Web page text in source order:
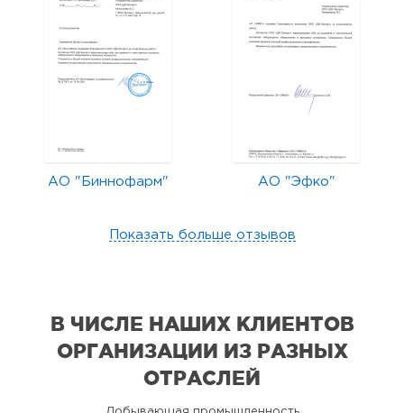
АО "Биннофарм" АО "Эфко"
Показать больше отзывов
В ЧИСЛЕ НАШИХ КЛИЕНТОВ
ОРГАНИЗАЦИИ ИЗ РАЗНЫХ
ОТРАСЛЕЙ